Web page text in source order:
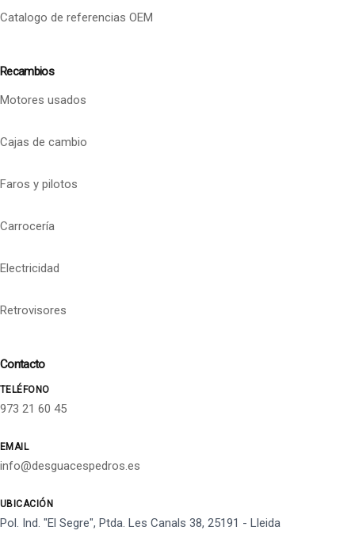
Catalogo de referencias OEM
Recambios
Motores usados
Cajas de cambio
Faros y pilotos
Carrocería
Electricidad
Retrovisores
Contacto
TELÉFONO
973 21 60 45
EMAIL
info@desguacespedros.es
UBICACIÓN
Pol. Ind. "El Segre", Ptda. Les Canals 38, 25191 - Lleida